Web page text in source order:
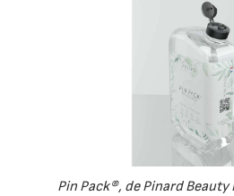
Pin Pack®, de Pinard Beauty